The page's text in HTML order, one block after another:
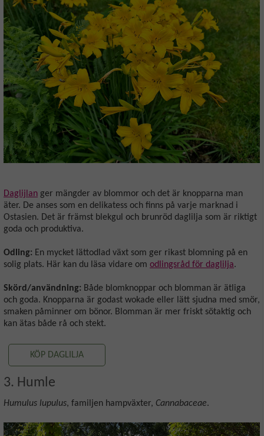
Daglijlan ger mängder av blommor och det är knopparna man
äter. De anses som en delikatess och finns på varje marknad i
Ostasien. Det är främst blekgul och brunröd daglilja som är riktigt
goda och produktiva.
Odling: En mycket lättodlad växt som ger rikast blomning på en
solig plats. Här kan du läsa vidare om odlingsråd för daglilja.
Skörd/användning: Både blomknoppar och blomman är ätliga
och goda. Knopparna är godast wokade eller lätt sjudna med smör,
smaken påminner om bönor. Blomman är mer friskt sötaktig och
kan ätas både rå och stekt.
KÖP DAGLILJA
3. Humle
Humulus lupulus, familjen hampväxter, Cannabaceae.